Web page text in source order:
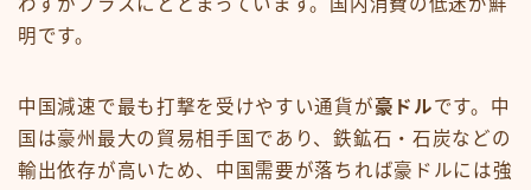
明です。
中国減速で最も打撃を受けやすい通貨が豪ドルです。中
国は豪州最大の貿易相手国であり、鉄鉱石・石炭などの
輸出依存が高いため、中国需要が落ちれば豪ドルには強